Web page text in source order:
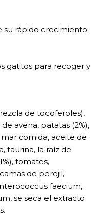
su rápido crecimiento
gatitos para recoger y
de tocoferoles),
avena, patatas (2%),
comida, aceite de
taurina, la raíz de
tomates,
de perejil,
faecium,
se seca el extracto